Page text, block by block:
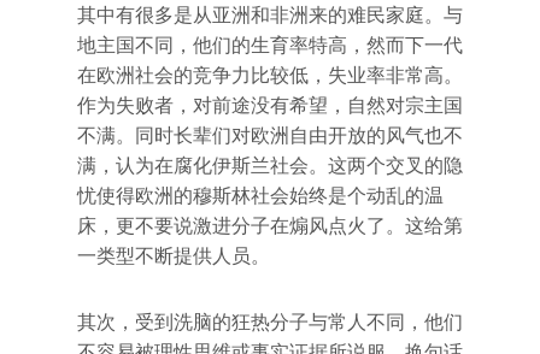
其中有很多是从亚洲和非洲来的难民家庭。与
地主国不同，他们的生育率特高，然而下一代
在欧洲社会的竞争力比较低，失业率非常高。
作为失败者，对前途没有希望，自然对宗主国
不满。同时长辈们对欧洲自由开放的风气也不
满，认为在腐化伊斯兰社会。这两个交叉的隐
忧使得欧洲的穆斯林社会始终是个动乱的温
床，更不要说激进分子在煽风点火了。这给第
一类型不断提供人员。
其次，受到洗脑的狂热分子与常人不同，他们